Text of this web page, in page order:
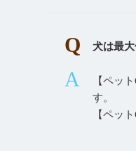
犬は最
【ペッ
す。
【ペッ